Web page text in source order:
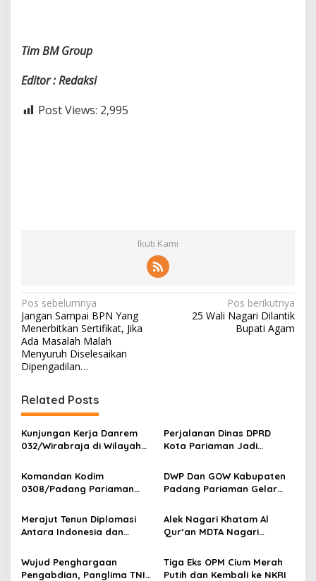
Tim BM Group
Editor : Redaksi
Post Views: 2,995
Ikuti Kami
N
a
v
i
a
s
i
o
Pos sebelumnya
Jangan Sampai BPN Yang
Menerbitkan Sertifikat, Jika
Ada Masalah Malah
Menyuruh Diselesaikan
Dipengadilan…
Pos berikutnya
25 Wali Nagari Dilantik
Bupati Agam
Related Posts
Kunjungan Kerja Danrem
032/Wirabraja di Wilayah
Pariaman
Perjalanan Dinas DPRD
Kota Pariaman Jadi
Efisiensi Anggaran.
Komandan Kodim
0308/Padang Pariaman
Purna Bakti Kapten Inf
Yonnedi
DWP Dan GOW Kabupaten
Padang Pariaman Gelar
Kampung Nelayan Merah
Putih Ketaping
Merajut Tenun Diplomasi
Antara Indonesia dan
Alek Nagari Khatam Al
Qur’an MDTA Nagari
Wujud Penghargaan
Pengabdian, Panglima TNI
Tiga Eks OPM Cium Merah
Putih dan Kembali ke NKRI